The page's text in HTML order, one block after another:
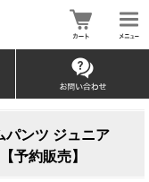
パンツ ジュニア
予約販売】